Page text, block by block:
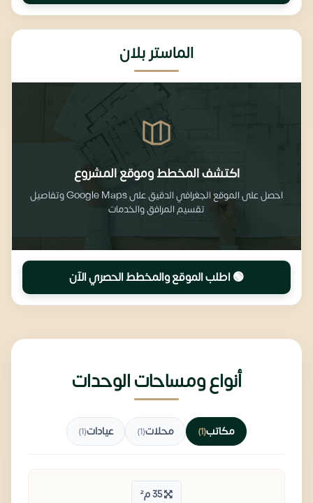
الماستر بلان
اكتشف المخطط وموقع المشروع
احصل على الموقع الجغرافي الدقيق على Google Maps وتفاصيل
تقسيم المرافق والخدمات
🟢 اطلب الموقع والمخطط الحصري الآن
أنواع ومساحات الوحدات
مكاتب(1) محلات(1) عيادات(1)
35 م²